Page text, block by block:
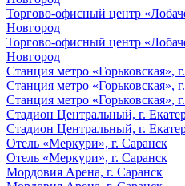
Торгово-офисный центр
Новгород
Торгово-офисный центр
Новгород
Станция метро
Станция метро
Станция метро
Стадион Центральный, г.
Стадион Центральный, г.
Отель «Меркури», г. Саранск
Отель «Меркури», г. Саранск
Мордовия Арена, г. Саранск